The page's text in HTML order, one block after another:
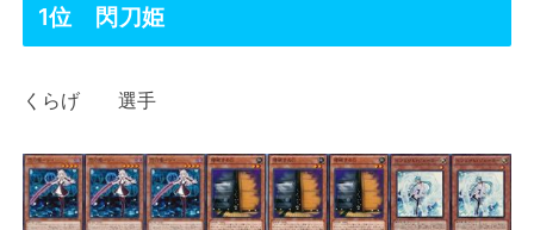
1位 閃刀姫
くらげ 選手